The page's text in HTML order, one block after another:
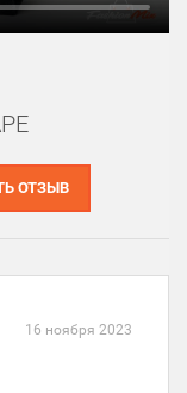
ОТЗЫВ
16 ноября 2023